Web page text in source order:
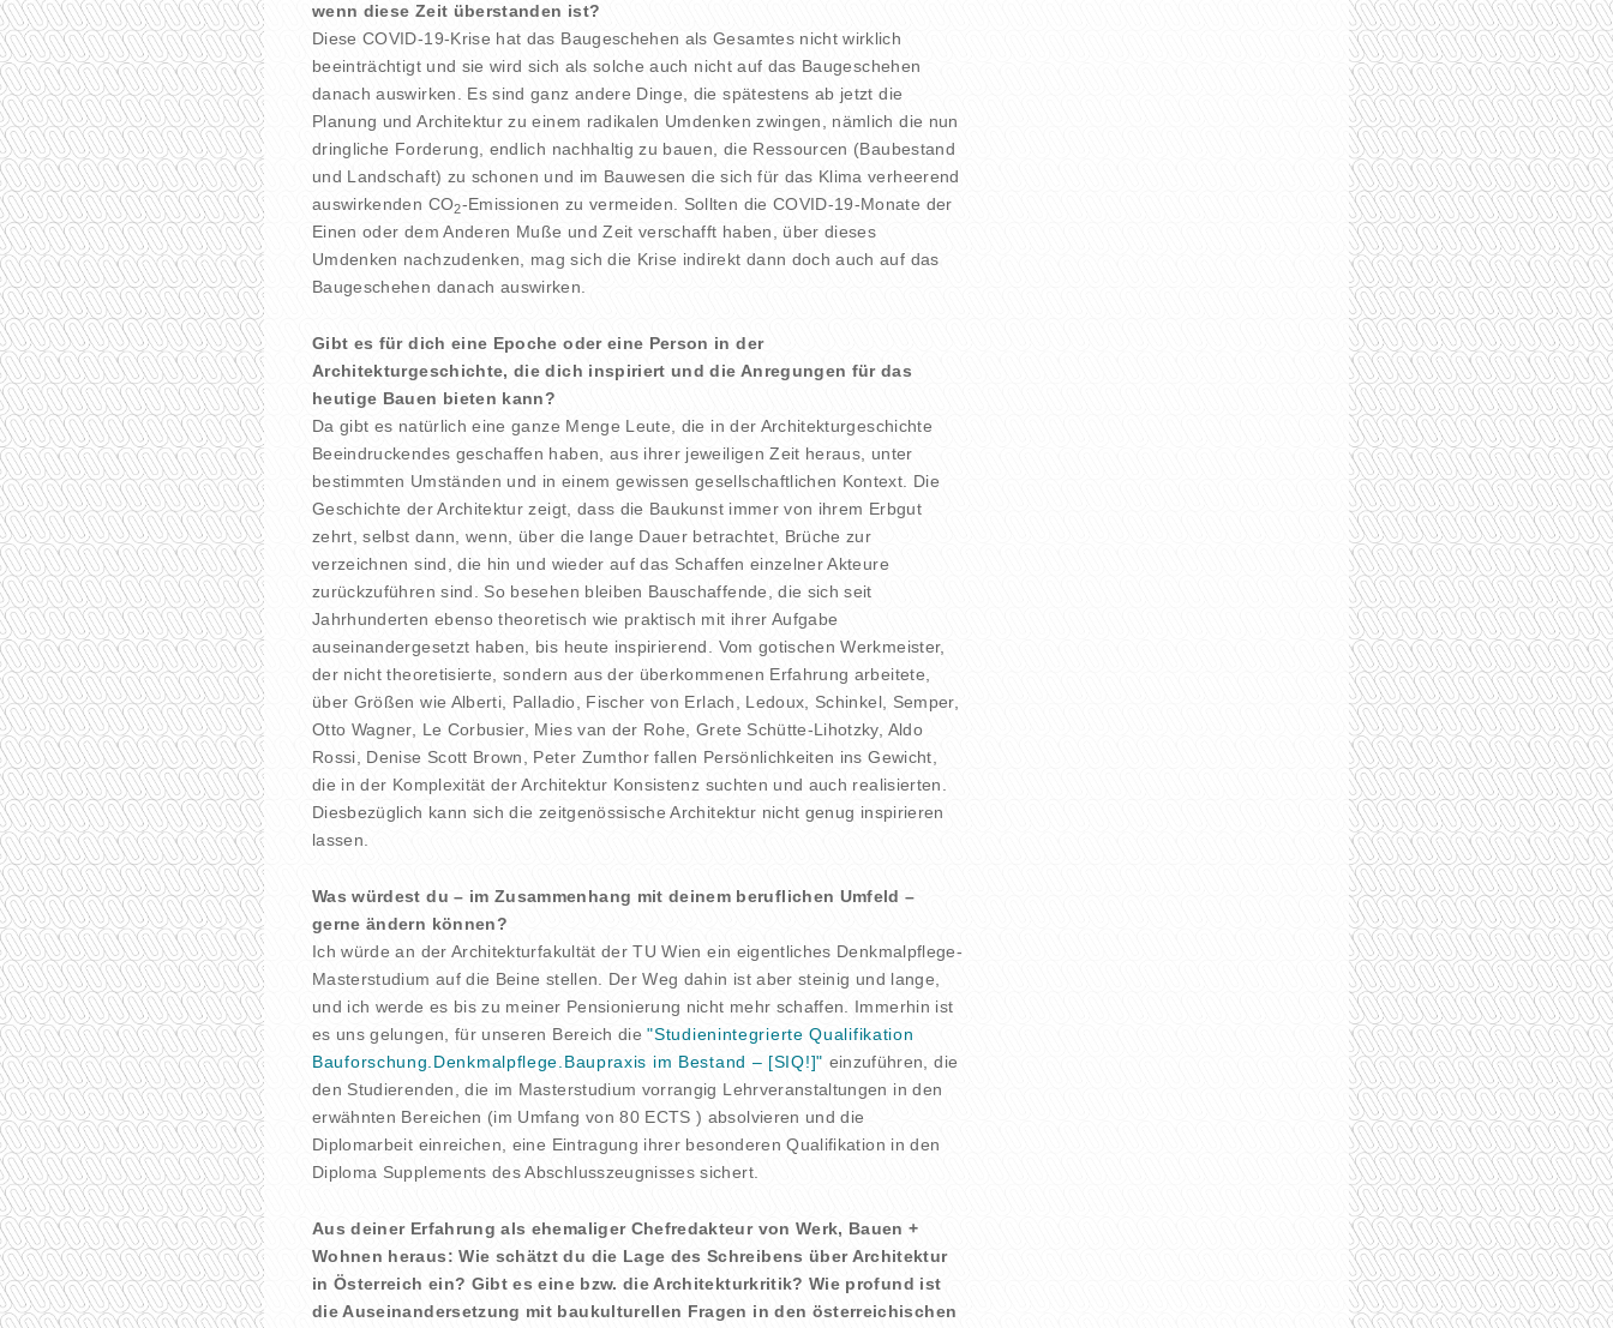
wenn diese Zeit überstanden ist?
Diese COVID-19-Krise hat das Baugeschehen als Gesamtes nicht wirklich
beeinträchtigt und sie wird sich als solche auch nicht auf das Baugeschehen
danach auswirken. Es sind ganz andere Dinge, die spätestens ab jetzt die
Planung und Architektur zu einem radikalen Umdenken zwingen, nämlich die nun
dringliche Forderung, endlich nachhaltig zu bauen, die Ressourcen (Baubestand
und Landschaft) zu schonen und im Bauwesen die sich für das Klima verheerend
auswirkenden CO2-Emissionen zu vermeiden. Sollten die COVID-19-Monate der
Einen oder dem Anderen Muße und Zeit verschafft haben, über dieses
Umdenken nachzudenken, mag sich die Krise indirekt dann doch auch auf das
Baugeschehen danach auswirken.
Gibt es für dich eine Epoche oder eine Person in der
Architekturgeschichte, die dich inspiriert und die Anregungen für das
heutige Bauen bieten kann?
Da gibt es natürlich eine ganze Menge Leute, die in der Architekturgeschichte
Beeindruckendes geschaffen haben, aus ihrer jeweiligen Zeit heraus, unter
bestimmten Umständen und in einem gewissen gesellschaftlichen Kontext. Die
Geschichte der Architektur zeigt, dass die Baukunst immer von ihrem Erbgut
zehrt, selbst dann, wenn, über die lange Dauer betrachtet, Brüche zur
verzeichnen sind, die hin und wieder auf das Schaffen einzelner Akteure
zurückzuführen sind. So besehen bleiben Bauschaffende, die sich seit
Jahrhunderten ebenso theoretisch wie praktisch mit ihrer Aufgabe
auseinandergesetzt haben, bis heute inspirierend. Vom gotischen Werkmeister,
der nicht theoretisierte, sondern aus der überkommenen Erfahrung arbeitete,
über Größen wie Alberti, Palladio, Fischer von Erlach, Ledoux, Schinkel, Semper,
Otto Wagner, Le Corbusier, Mies van der Rohe, Grete Schütte-Lihotzky, Aldo
Rossi, Denise Scott Brown, Peter Zumthor fallen Persönlichkeiten ins Gewicht,
die in der Komplexität der Architektur Konsistenz suchten und auch realisierten.
Diesbezüglich kann sich die zeitgenössische Architektur nicht genug inspirieren
lassen.
Was würdest du – im Zusammenhang mit deinem beruflichen Umfeld –
gerne ändern können?
Ich würde an der Architekturfakultät der TU Wien ein eigentliches Denkmalpflege-
Masterstudium auf die Beine stellen. Der Weg dahin ist aber steinig und lange,
und ich werde es bis zu meiner Pensionierung nicht mehr schaffen. Immerhin ist
es uns gelungen, für unseren Bereich die"Studienintegrierte Qualifikation
Bauforschung.Denkmalpflege.Baupraxis im Bestand – [SIQ!]" einzuführen, die
den Studierenden, die im Masterstudium vorrangig Lehrveranstaltungen in den
erwähnten Bereichen (im Umfang von 80 ECTS ) absolvieren und die
Diplomarbeit einreichen, eine Eintragung ihrer besonderen Qualifikation in den
Diploma Supplements des Abschlusszeugnisses sichert.
Aus deiner Erfahrung als ehemaliger Chefredakteur von Werk, Bauen +
Wohnen heraus: Wie schätzt du die Lage des Schreibens über Architektur
in Österreich ein? Gibt es eine bzw. die Architekturkritik? Wie profund ist
die Auseinandersetzung mit baukulturellen Fragen in den österreichischen